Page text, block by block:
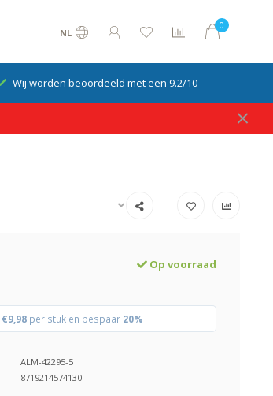
NL
0
Wij worden beoordeeld met een 9.2/10
Op voorraad
€9,98per stuk en bespaar 20%
ALM-42295-5
8719214574130